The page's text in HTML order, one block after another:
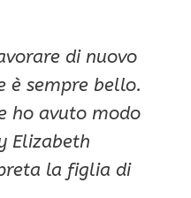
di nuovo
è sempre bello.
ho avuto modo
Elizabeth
la figlia di